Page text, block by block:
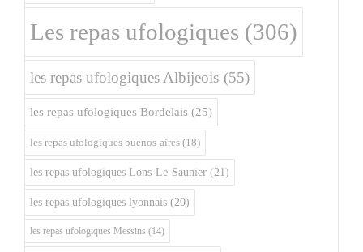
Les repas ufologiques (306)
les repas ufologiques Albijeois (55)
les repas ufologiques Bordelais (25)
les repas ufologiques buenos-aires (18)
les repas ufologiques Lons-Le-Saunier (21)
les repas ufologiques lyonnais (20)
les repas ufologiques Messins (14)